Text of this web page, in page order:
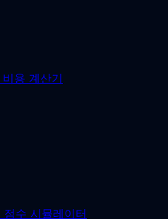
용 계산기
수 시뮬레이터